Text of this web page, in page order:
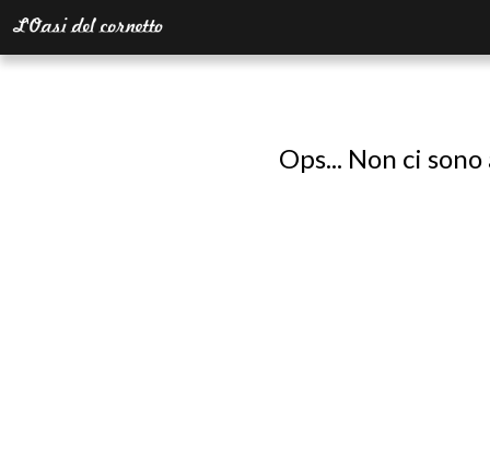
Ops... Non ci